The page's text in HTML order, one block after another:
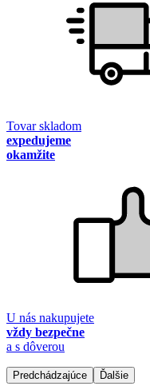
Tovar skladom
expedujeme
okamžite
U nás nakupujete
vždy bezpečne
a s dôverou
Predchádzajúce Ďalšie